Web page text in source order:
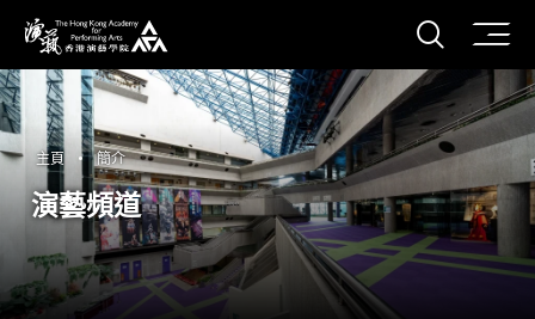
香港演藝學院
打開
主頁 簡介
演藝頻道